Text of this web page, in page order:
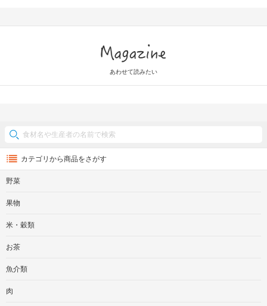
あわせて読みたい
カテゴリから商品をさがす
野菜
果物
米・穀類
お茶
魚介類
肉